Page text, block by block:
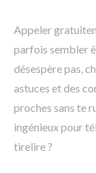
Appeler
parfois sembler
désespère pas,
astuces et des
proches sans te
ingénieux pour
tirelire ?